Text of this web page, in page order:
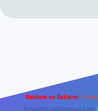
Reklam ve İletişim: E-
forumhizmeti@gmail.com